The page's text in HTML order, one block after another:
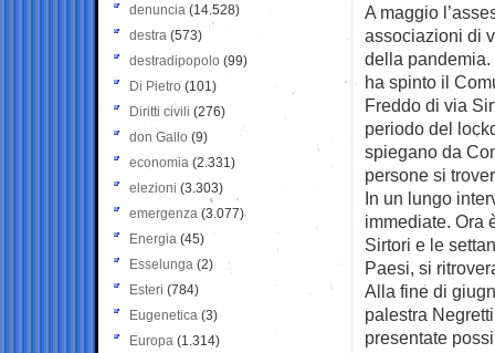
A maggio
associazioni di
della
ha spinto il
Freddo di via
periodo del
spiegano da
persone si
In un lungo
immediate. Ora
Sirtori e le
Paesi, si
Alla fine di
palestra
presentate
denuncia (14.528)
destra (573)
destradipopolo (99)
Di Pietro (101)
Diritti civili (276)
don Gallo (9)
economia (2.331)
elezioni (3.303)
emergenza (3.077)
Energia (45)
Esselunga (2)
Esteri (784)
Eugenetica (3)
Europa (1.314)